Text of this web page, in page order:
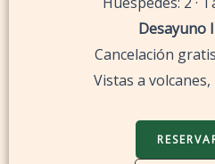
Desayuno
Cancelación
Vistas a